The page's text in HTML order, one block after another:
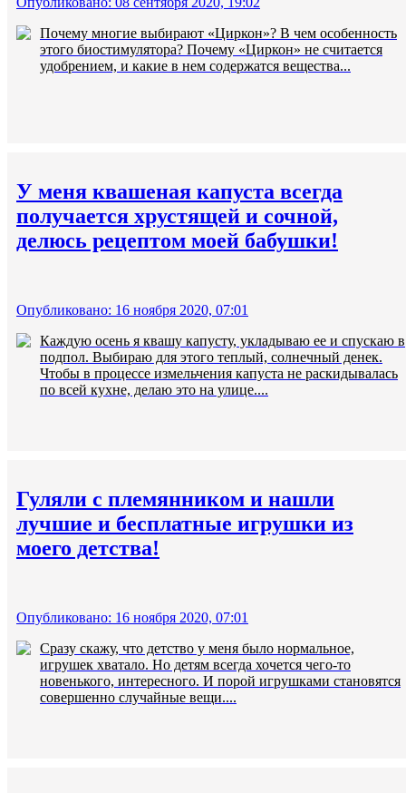
Почему многие выбирают «Циркон»? В чем особенность
этого биостимулятора? Почему «Циркон» не считается
удобрением, и какие в нем содержатся вещества...
У меня квашеная капуста всегда
получается хрустящей и сочной,
делюсь рецептом моей бабушки!
Опубликовано: 16 ноября 2020, 07:01
Каждую осень я квашу капусту, укладываю ее и спускаю в
подпол. Выбираю для этого теплый, солнечный денек.
Чтобы в процессе измельчения капуста не раскидывалась
по всей кухне, делаю это на улице....
Гуляли с племянником и нашли
лучшие и бесплатные игрушки из
моего детства!
Опубликовано: 16 ноября 2020, 07:01
Сразу скажу, что детство у меня было нормальное,
игрушек хватало. Но детям всегда хочется чего-то
новенького, интересного. И порой игрушками становятся
совершенно случайные вещи....